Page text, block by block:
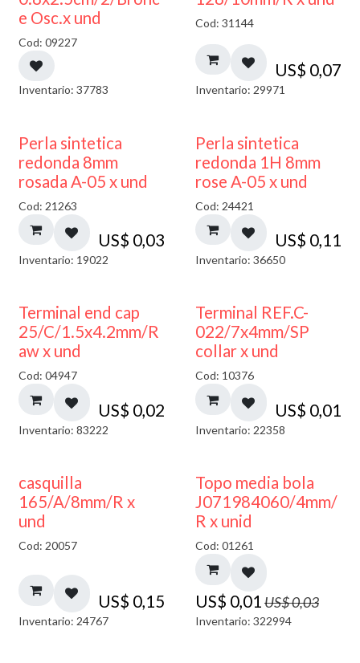
e Osc.x und
Cod: 09227
Inventario: 37783
Cod: 31144
US$ 0,07
Inventario: 29971
Perla sintetica
redonda 8mm
rosada A-05 x und
Cod: 21263
US$ 0,03
Inventario: 19022
Perla sintetica
redonda 1H 8mm
rose A-05 x und
Cod: 24421
US$ 0,11
Inventario: 36650
Terminal end cap
25/C/1.5x4.2mm/R
aw x und
Cod: 04947
US$ 0,02
Inventario: 83222
Terminal REF.C-
022/7x4mm/SP
collar x und
Cod: 10376
US$ 0,01
Inventario: 22358
casquilla
165/A/8mm/R x
und
Cod: 20057
US$ 0,15
Inventario: 24767
50% DESCUENTO
Topo media bola
J071984060/4mm/
R x unid
Cod: 01261
US$ 0,01 US$0,03
Inventario: 322994